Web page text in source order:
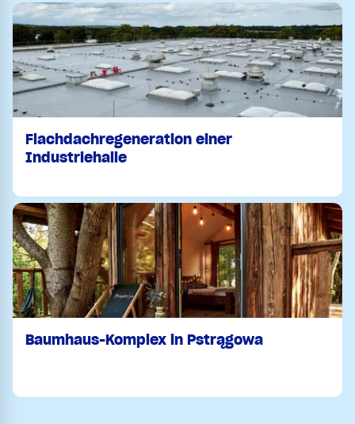
Flachdachregeneration einer
Industriehalle
Baumhaus-Komplex in Pstrągowa